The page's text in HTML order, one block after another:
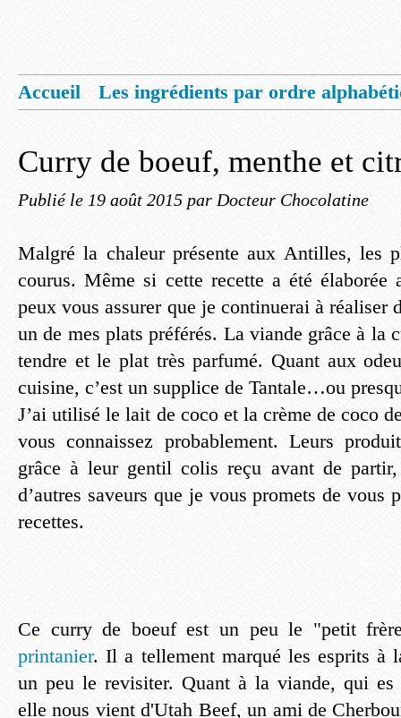
Accueil
Les ingrédients par ordre
Curry de boeuf, menthe et
Publié le 19 août 2015 par Docteur Chocolatine
Malgré la chaleur présente aux Antilles, les
courus. Même si cette recette a été élaborée
peux vous assurer que je continuerai à réaliser
un de mes plats préférés. La viande grâce à la
tendre et le plat très parfumé. Quant aux
cuisine, c’est un supplice de Tantale…ou
J’ai utilisé le lait de coco et la crème de coco
vous connaissez probablement. Leurs
grâce à leur gentil colis reçu avant de
d’autres saveurs que je vous promets de vous
recettes.
Ce curry de boeuf est un peu le "petit
printanier. Il a tellement marqué les esprits à
un peu le revisiter. Quant à la viande, qui es
elle nous vient d'Utah Beef, un ami de